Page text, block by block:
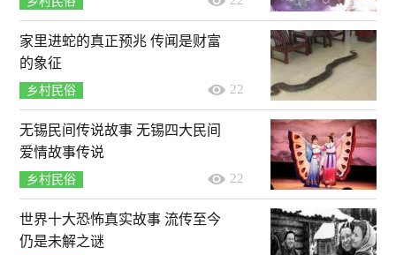
家里进蛇的真正预兆 传闻是财富
的象征
乡村民俗 22
无锡民间传说故事 无锡四大民间
爱情故事传说
乡村民俗 22
世界十大恐怖真实故事 流传至今
仍是未解之谜